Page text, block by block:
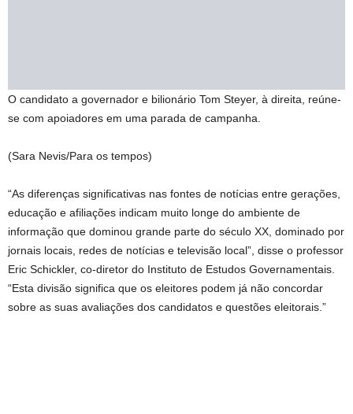
O candidato a governador e bilionário Tom Steyer, à direita, reúne-
se com apoiadores em uma parada de campanha.
(Sara Nevis/Para os tempos)
“As diferenças significativas nas fontes de notícias entre gerações,
educação e afiliações indicam muito longe do ambiente de
informação que dominou grande parte do século XX, dominado por
jornais locais, redes de notícias e televisão local”, disse o professor
Eric Schickler, co-diretor do Instituto de Estudos Governamentais.
“Esta divisão significa que os eleitores podem já não concordar
sobre as suas avaliações dos candidatos e questões eleitorais.”